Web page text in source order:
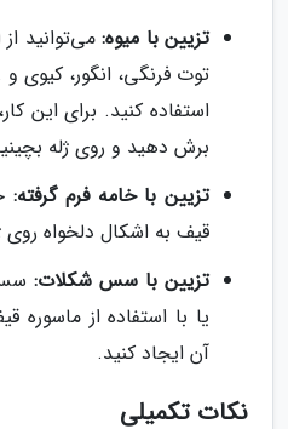
تزیین با میوه: می‌توانید
توت فرنگی، انگور، کیوی
استفاده کنید. برای این
برش دهید و روی ژله
تزیین با خامه فرم گرفته:
قیف به اشکال دلخواه روی
تزیین با سس شکلات:
یا با استفاده از
آن ایجاد کنید.
نکات تکمیلی